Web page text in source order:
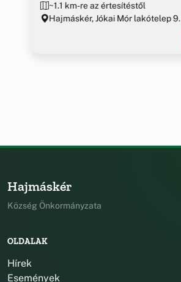
~1.1 km-re az értesítéstől
Hajmáskér, Jókai Mór lakótelep 9.
Hajmáskér
Község Önkormányzata
OLDALAK
Hírek
Események